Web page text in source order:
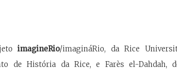
imagineRio/imagináRio, da Rice
de História da Rice, e Farès el-Dahdah,